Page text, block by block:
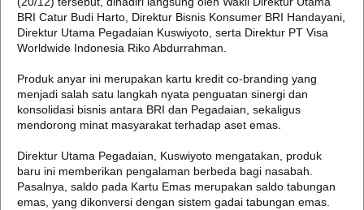
BRI Catur Budi Harto, Direktur Bisnis Konsumer BRI Handayani,
Direktur Utama Pegadaian Kuswiyoto, serta Direktur PT Visa
Worldwide Indonesia Riko Abdurrahman.
Produk anyar ini merupakan kartu kredit co-branding yang
menjadi salah satu langkah nyata penguatan sinergi dan
konsolidasi bisnis antara BRI dan Pegadaian, sekaligus
mendorong minat masyarakat terhadap aset emas.
Direktur Utama Pegadaian, Kuswiyoto mengatakan, produk
baru ini memberikan pengalaman berbeda bagi nasabah.
Pasalnya, saldo pada Kartu Emas merupakan saldo tabungan
emas, yang dikonversi dengan sistem gadai tabungan emas.